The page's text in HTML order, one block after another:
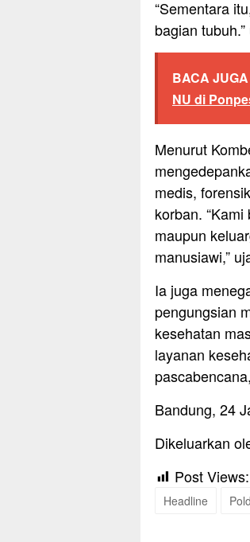
“Sementara
bagian
BACA JUGA
NU di
Menurut
medis,
korban.
maupun
manusiawi,”
Ia juga
pengungsian
kesehatan
layanan
Bandung, 24
Dikeluarkan
Post Views:
Headline